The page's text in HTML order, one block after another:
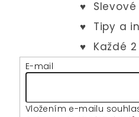
E-mail
Vložením e-mailu